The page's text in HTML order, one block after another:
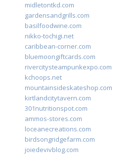
midletontkd.com
gardensandgrills.com
basilfoodwine.com
nikko-tochigi.net
caribbean-corner.com
bluemoongiftcards.com
rivercitysteampunkexpo.com
kchoops.net
mountainsideskateshop.com
kirtlandcitytavern.com
301nutritionspot.com
ammos-stores.com
loceanecreations.com
birdsongridgefarm.com
joiedevivblog.com